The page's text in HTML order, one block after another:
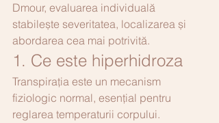
Dmour, evaluarea individuală
stabilește severitatea, localizarea și
abordarea cea mai potrivită.
1. Ce este hiperhidroza
Transpirația este un mecanism
fiziologic normal, esențial pentru
reglarea temperaturii corpului.